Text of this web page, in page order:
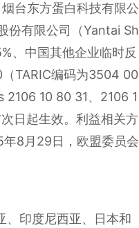
台东方蛋白科技有限公
份有限公司（Yantai Sh
、中国其他企业临时反
TARIC编码为3504 00
10 80 31、2106 1
日起生效。利益相关方
8月29日，欧盟委员会
、印度尼西亚、日本和